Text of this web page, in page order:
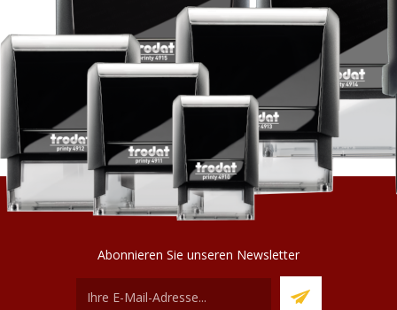
Abonnieren Sie unseren Newsletter